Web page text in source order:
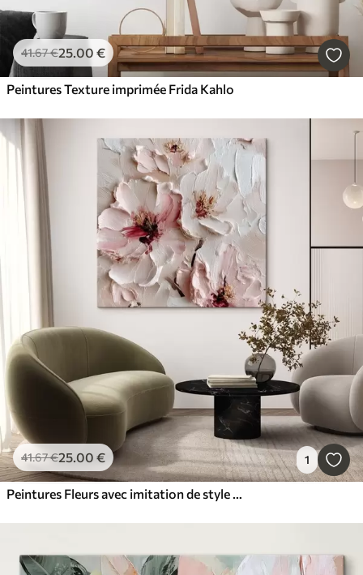
41.67€25.00 €
Peintures Texture imprimée Frida Kahlo
41.67€25.00 € 1
Peintures Fleurs avec imitation de style impasto en traits roses et blancs